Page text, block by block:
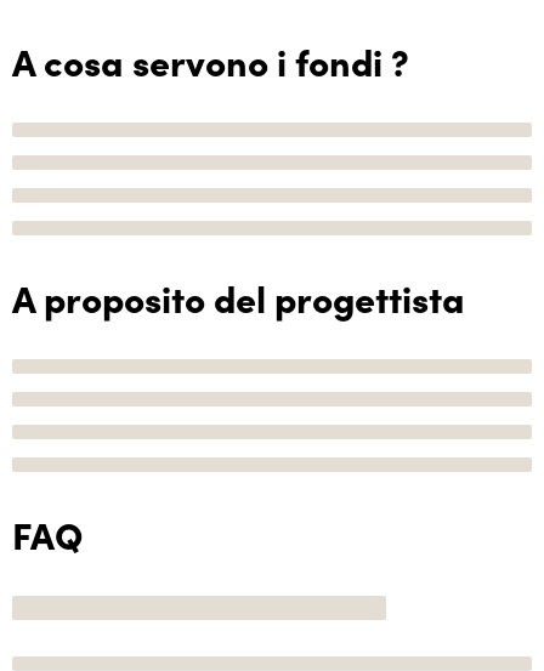
A cosa servono i fondi ?
A proposito del progettista
FAQ